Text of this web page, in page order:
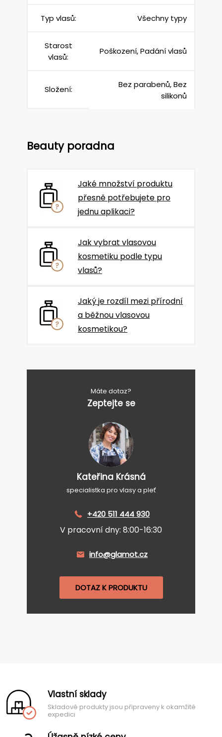
Typ vlasů: Všechny typy
Starost
vlasů:
Poškození, Padání vlasů
Složení:
Bez parabenů, Bez
silikonů
Beauty poradna
Jaké množství produktu
přesně potřebujete pro
jednu aplikaci?
Jak vybrat vlasovou
kosmetiku podle typu
vlasů?
Jaký je rozdíl mezi přírodní
a běžnou vlasovou
kosmetikou?
Máte dotaz?
Zeptejte se
Kateřina Krásná
specialistka pro vlasy a pleť
+420 511 444 930
V pracovní dny: 8:00-16:30
info@glamot.cz
DOTAZ K PRODUKTU
Vlastní sklady
Skladové produkty jsou připraveny k okamžité
expedici